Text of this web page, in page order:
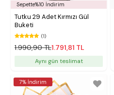
Sepette%10 İndirim
Tutku 29 Adet Kırmızı Gül
Buketi
(1)
1.990,90 TL1.791,81 TL
Aynı gün teslimat
7% İndirim